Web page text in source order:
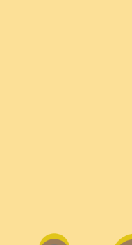
考–文
children of your